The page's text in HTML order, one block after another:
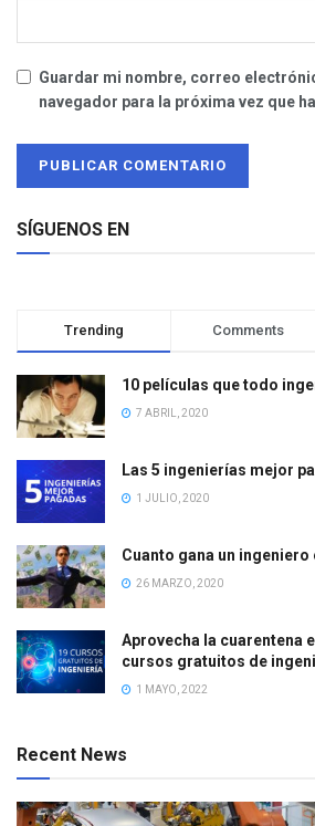
Guardar mi nombre, correo
navegador para la próxima vez que
SÍGUENOS EN
Trending Comments
10 películas que todo
7 ABRIL, 2020
Las 5 ingenierías mejor
1 JULIO, 2020
Cuanto gana un ingeniero
26 MARZO, 2020
Aprovecha la cuarentena
cursos gratuitos de
1 MAYO, 2022
Recent News